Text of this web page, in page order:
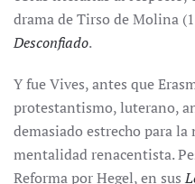
drama de Tirso de Molina
Desconfiado.
Y fue Vives, antes que
protestantismo, luterano,
demasiado estrecho para la
mentalidad renacentista.
Reforma por Hegel, en sus